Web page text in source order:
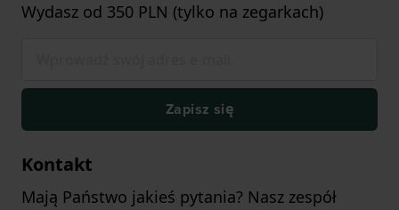
Wydasz od 350 PLN (tylko na zegarkach)
Zapisz się
Kontakt
Mają Państwo jakieś pytania? Nasz zespół